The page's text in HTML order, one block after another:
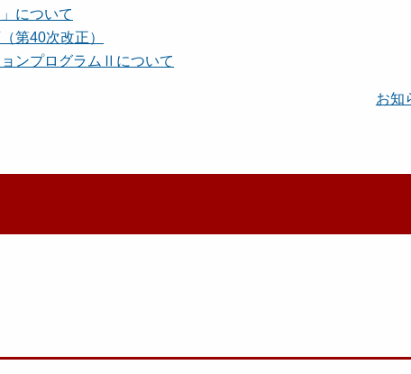
について
第40次改正）
ンプログラムⅡについて
お知